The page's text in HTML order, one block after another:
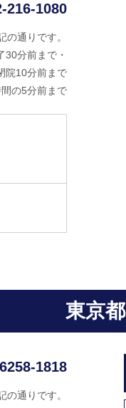
216-1080
通りです。
30分前まで・
院10分前まで
の5分前まで
東京都
1818
通りです。